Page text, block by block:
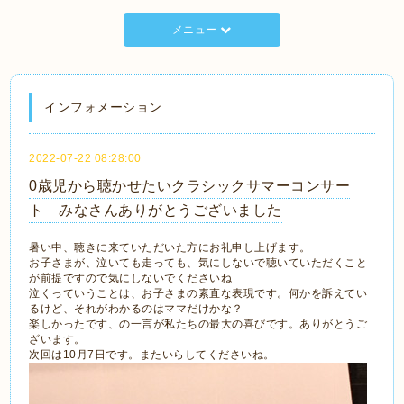
メニュー
インフォメーション
2022-07-22 08:28:00
0歳児から聴かせたいクラシックサマーコンサー
ト みなさんありがとうございました
暑い中、聴きに来ていただいた方にお礼申し上げます。
お子さまが、泣いても走っても、気にしないで聴いていただくこと
が前提ですので気にしないでくださいね
泣くっていうことは、お子さまの素直な表現です。何かを訴えてい
るけど、それがわかるのはママだけかな？
楽しかったです、の一言が私たちの最大の喜びです。ありがとうご
ざいます。
次回は10月7日です。またいらしてくださいね。